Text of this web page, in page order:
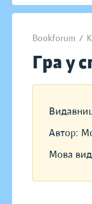
Bookforum /
Гра у
Автор:
Мова